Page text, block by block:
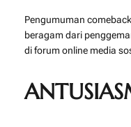
Pengumuman
beragam dari
di forum online media